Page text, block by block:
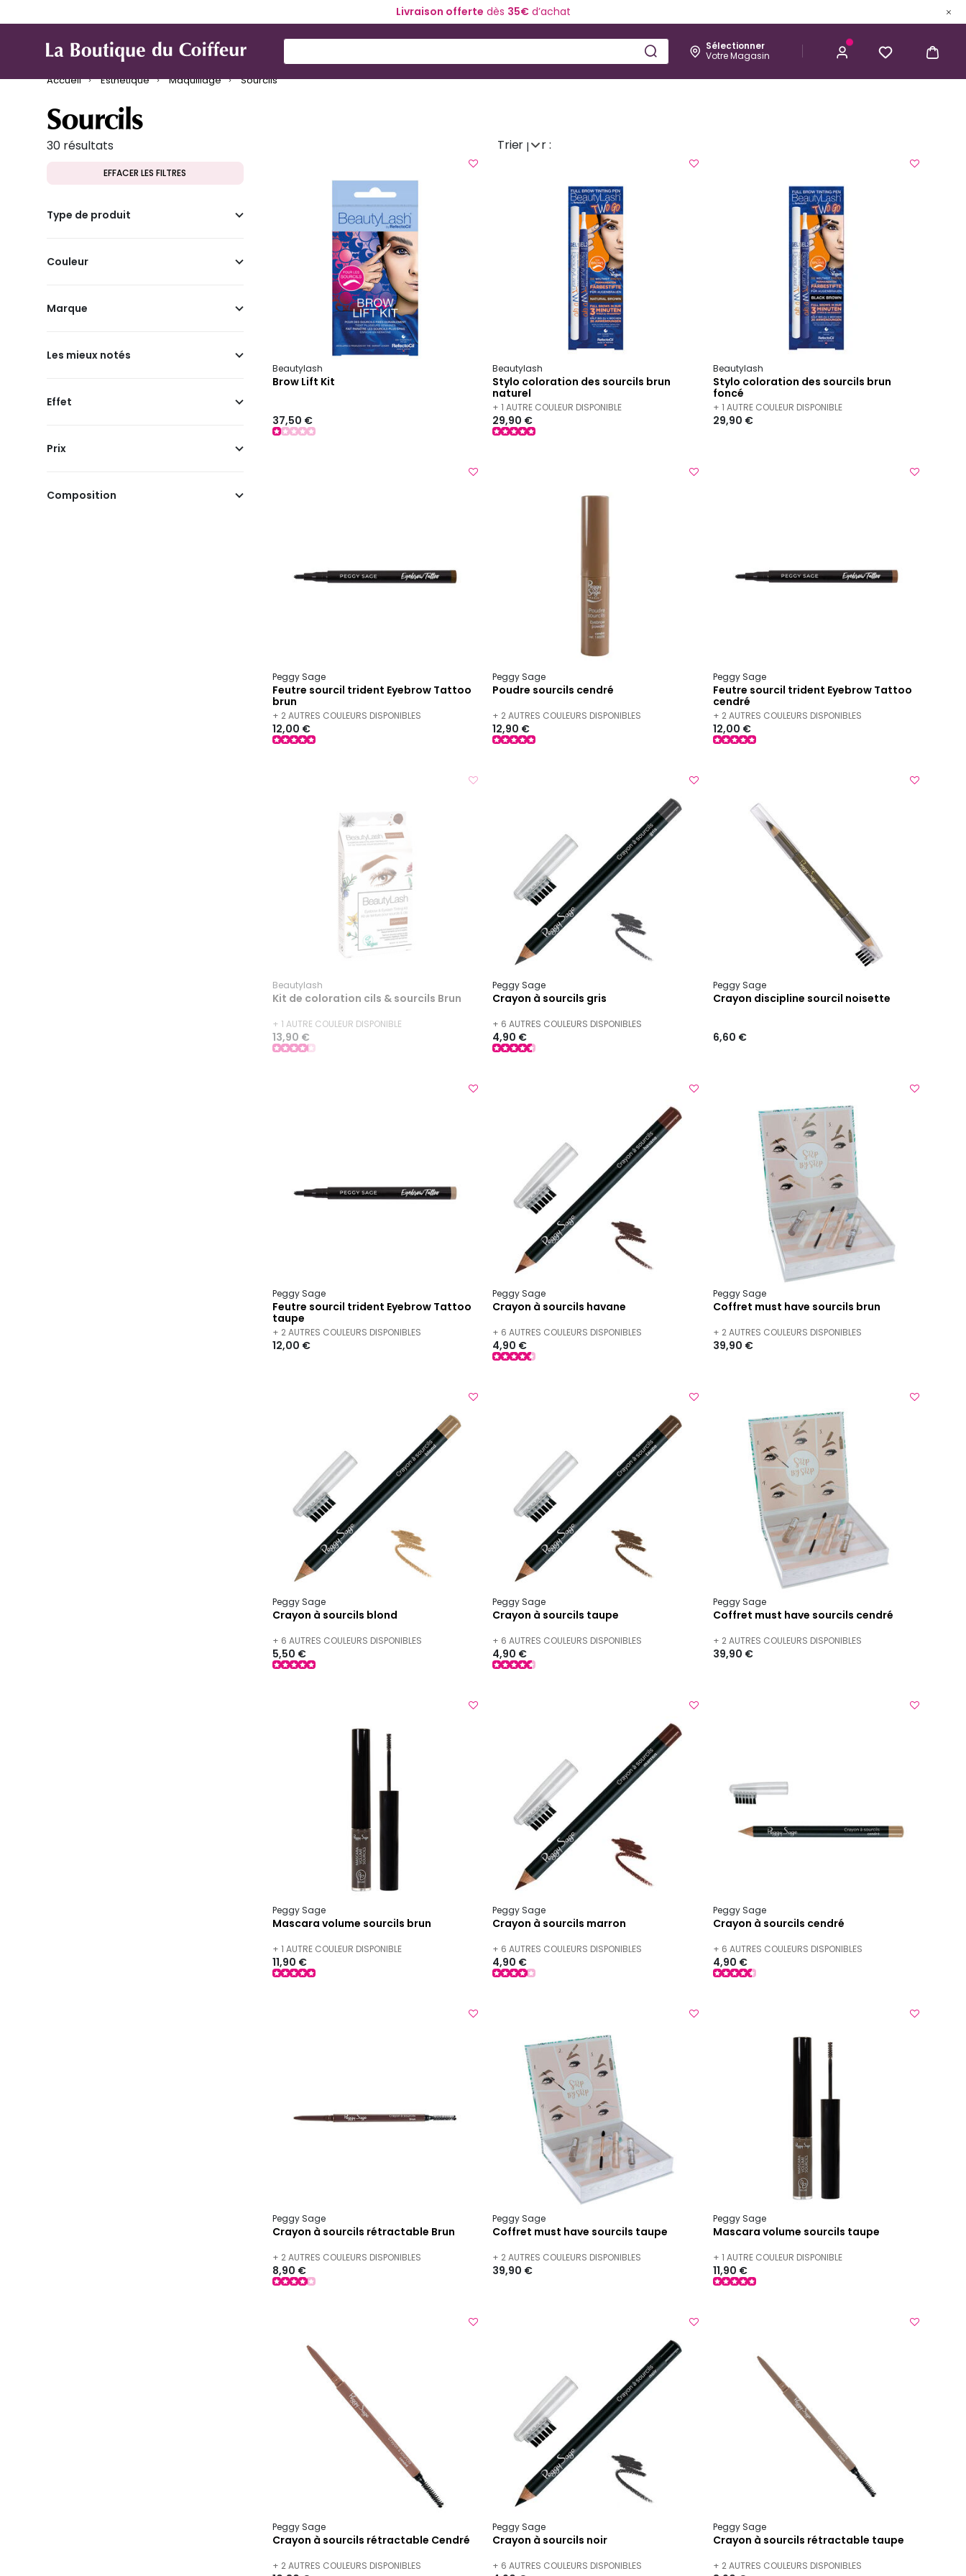
Livraison offerte dès 35€d’achat
Sélectionner
Votre Magasin
Marques Produit de coiffure Esthétique Homme
Kérastase
Accueil
Esthétique Maquillage Sourcils
Sourcils
Trier par :
30 résultats
EFFACER LES FILTRES
Type de produit
Couleur
Marque
Les mieux notés
Effet
Prix
Composition
Beautylash
Brow Lift Kit
37,50 €
Beautylash
Stylo coloration des sourcils brun
naturel
+ 1 AUTRE COULEUR DISPONIBLE
29,90 €
Beautylash
Stylo coloration des sourcils brun
foncé
+ 1 AUTRE COULEUR DISPONIBLE
29,90 €
Peggy Sage
Feutre sourcil trident Eyebrow Tattoo
brun
+ 2 AUTRES COULEURS DISPONIBLES
12,00 €
Peggy Sage
Poudre sourcils cendré
+ 2 AUTRES COULEURS DISPONIBLES
12,90 €
Peggy Sage
Feutre sourcil trident Eyebrow Tattoo
cendré
+ 2 AUTRES COULEURS DISPONIBLES
12,00 €
Beautylash
Kit de coloration cils & sourcils Brun
+ 1 AUTRE COULEUR DISPONIBLE
13,90 €
Peggy Sage
Crayon à sourcils gris
+ 6 AUTRES COULEURS DISPONIBLES
4,90 €
Peggy Sage
Crayon discipline sourcil noisette
6,60 €
Peggy Sage
Feutre sourcil trident Eyebrow Tattoo
taupe
+ 2 AUTRES COULEURS DISPONIBLES
12,00 €
Peggy Sage
Crayon à sourcils havane
+ 6 AUTRES COULEURS DISPONIBLES
4,90 €
Peggy Sage
Coffret must have sourcils brun
+ 2 AUTRES COULEURS DISPONIBLES
39,90 €
Peggy Sage
Crayon à sourcils blond
+ 6 AUTRES COULEURS DISPONIBLES
5,50 €
Peggy Sage
Crayon à sourcils taupe
+ 6 AUTRES COULEURS DISPONIBLES
4,90 €
Peggy Sage
Coffret must have sourcils cendré
+ 2 AUTRES COULEURS DISPONIBLES
39,90 €
Peggy Sage
Mascara volume sourcils brun
+ 1 AUTRE COULEUR DISPONIBLE
11,90 €
Peggy Sage
Crayon à sourcils marron
+ 6 AUTRES COULEURS DISPONIBLES
4,90 €
Peggy Sage
Crayon à sourcils cendré
+ 6 AUTRES COULEURS DISPONIBLES
4,90 €
Peggy Sage
Crayon à sourcils rétractable Brun
+ 2 AUTRES COULEURS DISPONIBLES
8,90 €
Peggy Sage
Coffret must have sourcils taupe
+ 2 AUTRES COULEURS DISPONIBLES
39,90 €
Peggy Sage
Mascara volume sourcils taupe
+ 1 AUTRE COULEUR DISPONIBLE
11,90 €
Peggy Sage
Crayon à sourcils rétractable Cendré
+ 2 AUTRES COULEURS DISPONIBLES
Peggy Sage
Crayon à sourcils noir
+ 6 AUTRES COULEURS DISPONIBLES
Peggy Sage
Crayon à sourcils rétractable taupe
+ 2 AUTRES COULEURS DISPONIBLES